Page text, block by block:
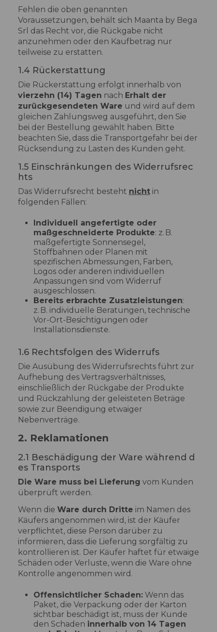
Fehlen die oben genannten
Voraussetzungen, behält sich Maanta by Bega
Srl das Recht vor, die Rückgabe nicht
anzunehmen oder den Kaufbetrag nur
teilweise zu erstatten.
1.4 Rückerstattung
Die Rückerstattung erfolgt innerhalb von
vierzehn (14) Tagen nach Erhalt der
zurückgesendeten Ware und wird auf dem
gleichen Zahlungsweg ausgeführt, den Sie
bei der Bestellung gewählt haben. Bitte
beachten Sie, dass die Transportgefahr bei der
Rücksendung zu Lasten des Kunden geht.
1.5 Einschränkungen des Widerrufsrec
hts
Das Widerrufsrecht besteht nichtin
folgenden Fällen:
Individuell angefertigte oder
maßgeschneiderte Produkte: z. B.
maßgefertigte Sonnensegel,
Stoffbahnen oder Planen mit
spezifischen Abmessungen, Farben,
Logos oder anderen individuellen
Anpassungen sind vom Widerruf
ausgeschlossen.
Bereits erbrachte Zusatzleistungen:
z. B. individuelle Beratungen, technische
Vor-Ort-Besichtigungen oder
Installationsdienste.
1.6 Rechtsfolgen des Widerrufs
Die Ausübung des Widerrufsrechts führt zur
Aufhebung des Vertragsverhältnisses,
einschließlich der Rückgabe der Produkte
und Rückzahlung der geleisteten Beträge
sowie zur Beendigung etwaiger
Nebenverträge.
2. Reklamationen
2.1 Beschädigung der Ware während d
es Transports
Die Ware muss bei Lieferung vom Kunden
überprüft werden.
Wenn die Ware durch Dritte im Namen des
Käufers angenommen wird, ist der Käufer
verpflichtet, diese Person darüber zu
informieren, dass die Lieferung sorgfältig zu
kontrollieren ist. Der Käufer haftet für etwaige
Schäden oder Verluste, wenn die Ware ohne
Kontrolle angenommen wird.
Offensichtlicher Schaden:Wenn das
Paket, die Verpackung oder der Karton
sichtbar beschädigt ist, muss der Kunde
den Schaden innerhalb von 14 Tagen